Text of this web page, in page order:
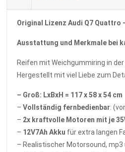
Original Lizenz Audi Q7 Quattro
Ausstattung und Merkmale bei
Reifen mit Weichgummiring in
Hergestellt mit viel Liebe zum
– Groß: LxBxH = 117 x 58 x 54 cm
–Vollständig fernbedienbar:
– 2x kraftvolle Motoren mit je
– 12V7Ah Akku für extra langen
– Realistischer Motorsound, mp3